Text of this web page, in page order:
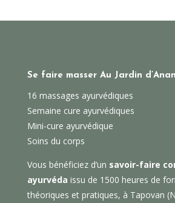
Se faire masser Au Jardin
16 massages ayurvédiques
Semaine cure ayurvédiques
Mini-cure ayurvédique
Soins du corps
Vous bénéficiez d’un savoir-faire
ayurvéda issu de 1500 heures de
théoriques et pratiques, à Tapovan